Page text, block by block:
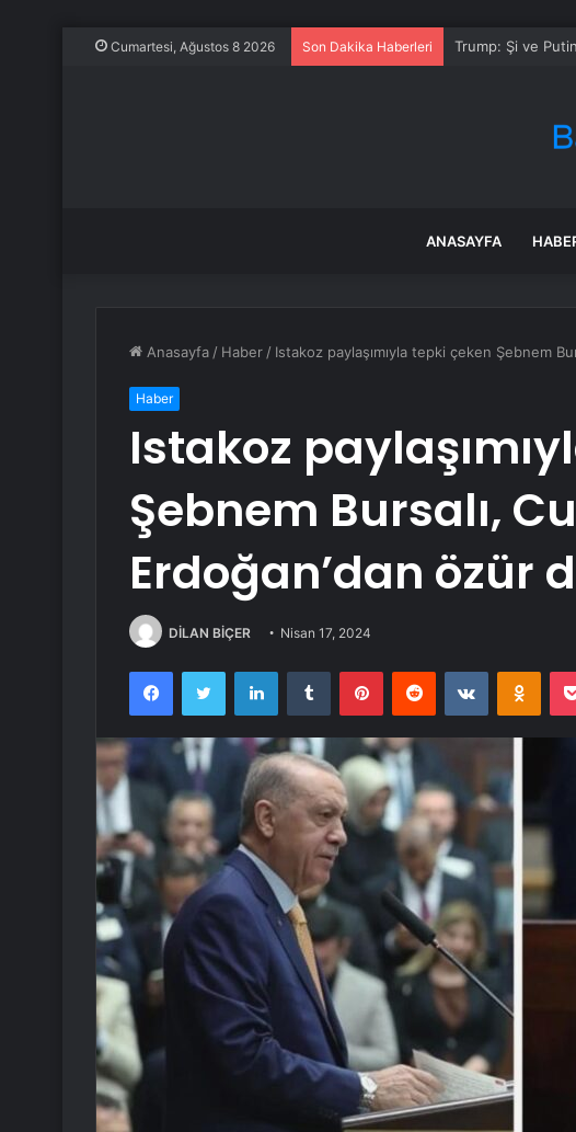
Cumartesi, Ağustos 8 2026 Son Dakika Haberleri Trump: Şi ve Putin
ANASAYFA
Anasayfa / Haber / Istakoz paylaşımıyla tepki çeken Şebnem
Haber
Istakoz
Şebnem Bursalı,
Erdoğan’dan özür
DİLAN BİÇER Nisan 17, 2024
FacebookTwitter LinkedInTumblr PinterestReddit VKontakte